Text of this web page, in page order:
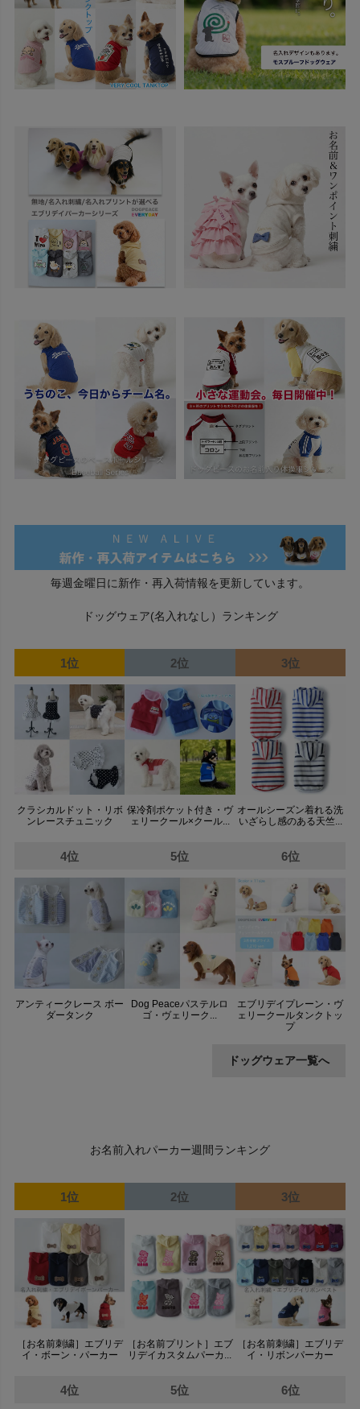
毎週金曜日に新作・再入荷情報を更新しています。
ドッグウェア(名入れなし）ランキング
1位
クラシカルドット・リボ
ンレースチュニック
2位
保冷剤ポケット付き・ヴ
ェリークール×クール...
3位
オールシーズン着れる洗
いざらし感のある天竺...
4位
アンティークレース ボー
ダータンク
5位
Dog Peaceパステルロ
ゴ・ヴェリーク...
6位
エブリデイプレーン・ヴ
ェリークールタンクトッ
プ
ドッグウェア一覧へ
お名前入れパーカー週間ランキング
1位
［お名前刺繍］エブリデ
イ・ボーン・パーカー
2位
［お名前プリント］エブ
リデイカスタムパーカ...
3位
［お名前刺繍］エブリデ
イ・リボンパーカー
4位 5位 6位